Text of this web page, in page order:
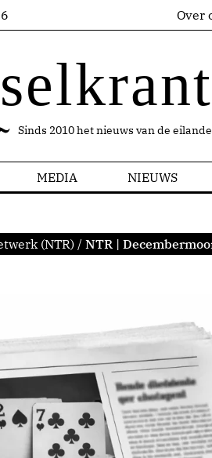
Over
Sinds 2010 het nieuws van de
MEDIA NIEUWS
(NTR) / NTR |